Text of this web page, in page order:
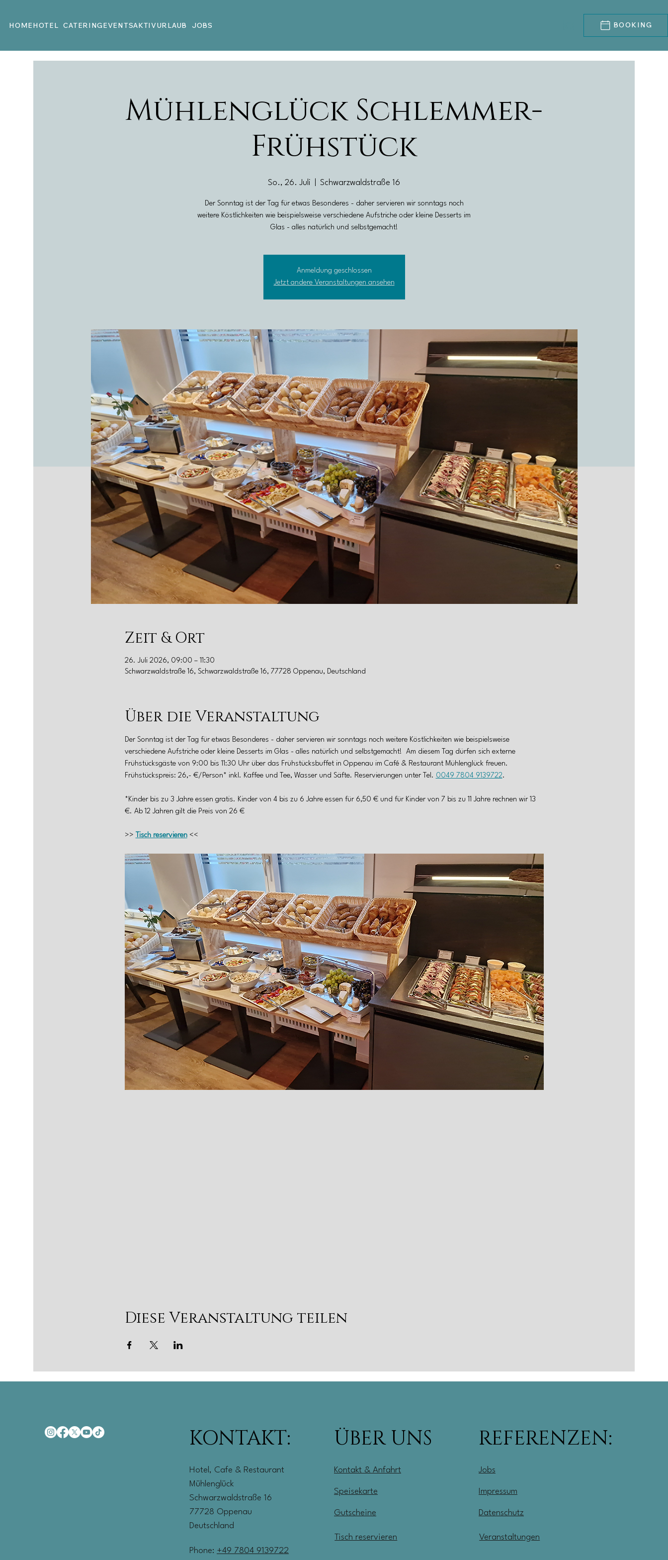
HOMEHOTEL CATERINGEVENTSAKTIVURLAUB JOBS BOOKING
Mühlenglück Schlemmer-
Frühstück
So., 26. Juli Schwarzwaldstraße 16
Der Sonntag ist der Tag für etwas Besonderes - daher servieren wir sonntags noch
weitere Köstlichkeiten wie beispielsweise verschiedene Aufstriche oder kleine Desserts im
Glas - alles natürlich und selbstgemacht!
Anmeldung geschlossen
Jetzt andere Veranstaltungen ansehen
Zeit & Ort
26. Juli 2026, 09:00 – 11:30
Schwarzwaldstraße 16, Schwarzwaldstraße 16, 77728 Oppenau, Deutschland
Über die Veranstaltung
Der Sonntag ist der Tag für etwas Besonderes - daher servieren wir sonntags noch weitere Köstlichkeiten wie beispielsweise
verschiedene Aufstriche oder kleine Desserts im Glas - alles natürlich und selbstgemacht!  Am diesem Tag dürfen sich externe
Frühstücksgäste von 9:00 bis 11:30 Uhr über das Frühstücksbuffet in Oppenau im Café & Restaurant Mühlenglück freuen.
Frühstückspreis: 26,- €/Person* inkl. Kaffee und Tee, Wasser und Säfte. Reservierungen unter Tel. 0049 7804 9139722.
*Kinder bis zu 3 Jahre essen gratis. Kinder von 4 bis zu 6 Jahre essen für 6,50 € und für Kinder von 7 bis zu 11 Jahre rechnen wir 13
€. Ab 12 Jahren gilt die Preis von 26 €
>> Tisch reservieren <<
Diese Veranstaltung teilen
KONTAKT:
Hotel, Cafe & Restaurant
Mühlenglück
Schwarzwaldstraße 16
77728 Oppenau
Deutschland
Phone: +49 7804 9139722
ÜBER UNS
Kontakt & Anfahrt
Speisekarte
Gutscheine
Tisch reservieren
REFERENZEN:
Jobs
Impressum
Datenschutz
Veranstaltungen